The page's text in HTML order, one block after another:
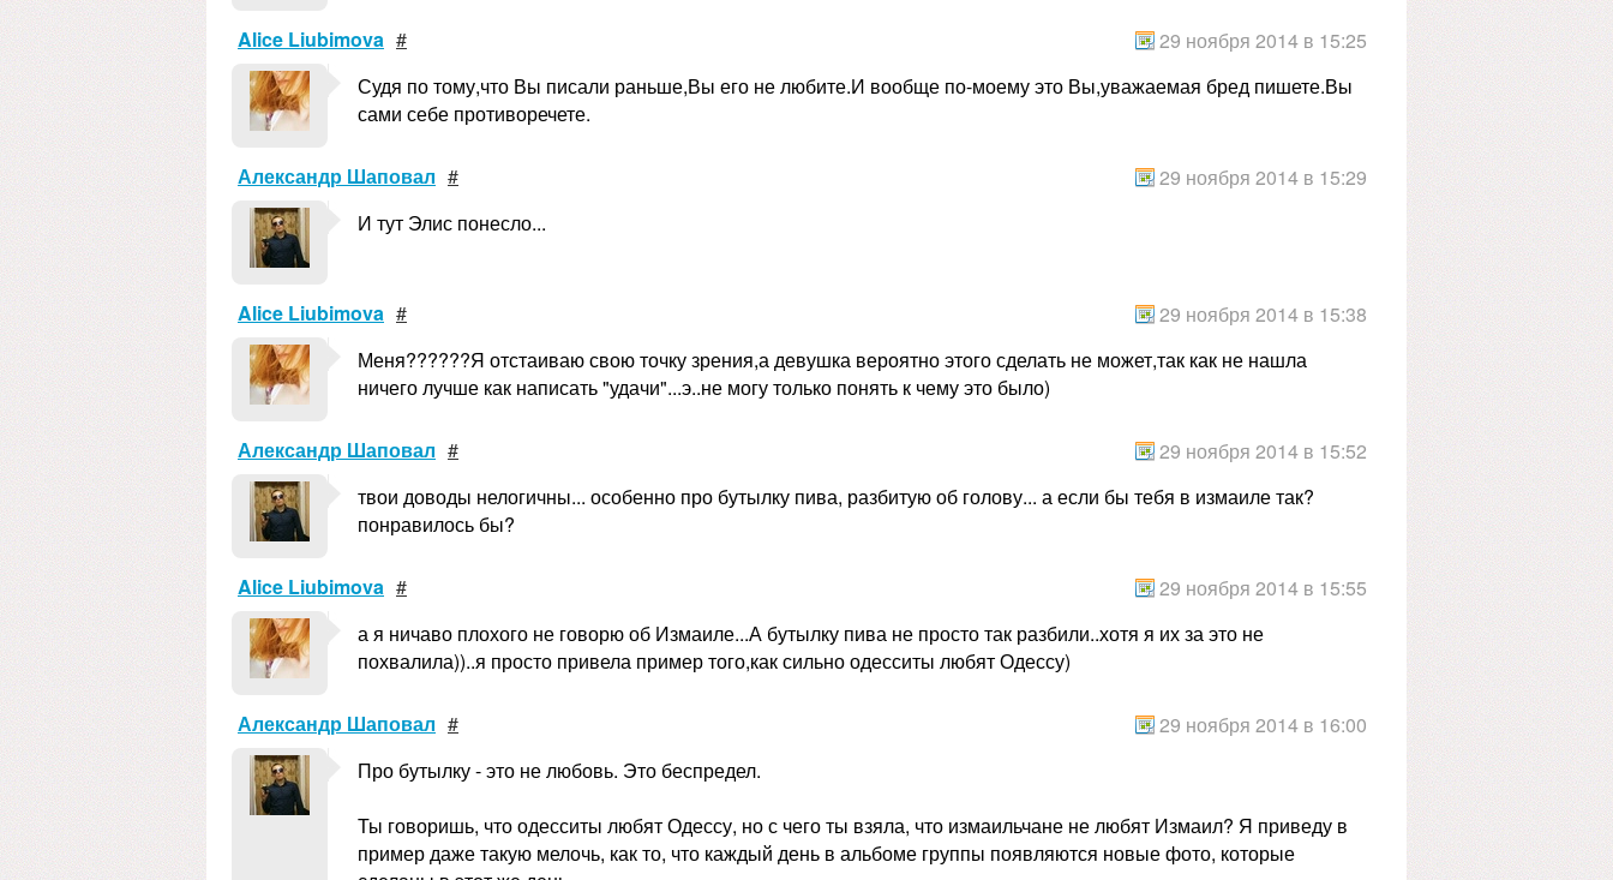
Alice Liubimova #
29 ноября 2014 в 15:25
Судя по тому,что Вы писали раньше,Вы его не любите.И вообще по-моему это Вы,уважаемая бред пишете.Вы
сами себе противоречете.
Александр Шаповал #
29 ноября 2014 в 15:29
И тут Элис понесло...
Alice Liubimova #
29 ноября 2014 в 15:38
Меня??????Я отстаиваю свою точку зрения,а девушка вероятно этого сделать не может,так как не нашла
ничего лучше как написать "удачи"...э..не могу только понять к чему это было)
Александр Шаповал #
29 ноября 2014 в 15:52
твои доводы нелогичны... особенно про бутылку пива, разбитую об голову... а если бы тебя в измаиле так?
понравилось бы?
Alice Liubimova #
29 ноября 2014 в 15:55
а я ничаво плохого не говорю об Измаиле...А бутылку пива не просто так разбили..хотя я их за это не
похвалила))..я просто привела пример того,как сильно одесситы любят Одессу)
Александр Шаповал #
29 ноября 2014 в 16:00
Про бутылку - это не любовь. Это беспредел.
Ты говоришь, что одесситы любят Одессу, но с чего ты взяла, что измаильчане не любят Измаил? Я приведу в
пример даже такую мелочь, как то, что каждый день в альбоме группы появляются новые фото, которые